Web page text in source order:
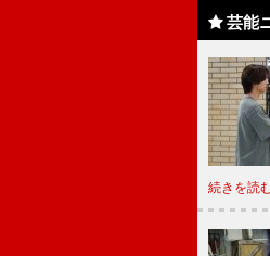
芸能
続きを読